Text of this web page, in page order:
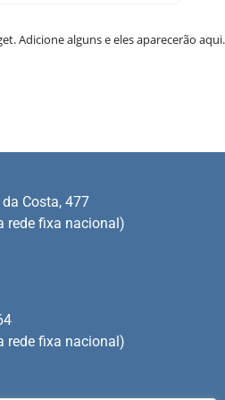
Adicione alguns e eles aparecerão aqui.
rede fixa nacional)
Costa, 477
rede fixa nacional)